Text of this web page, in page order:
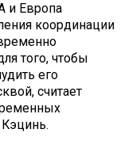
и Европа
координации
того, чтобы
его
считает